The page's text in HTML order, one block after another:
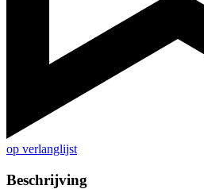
op verlanglijst
Beschrijving